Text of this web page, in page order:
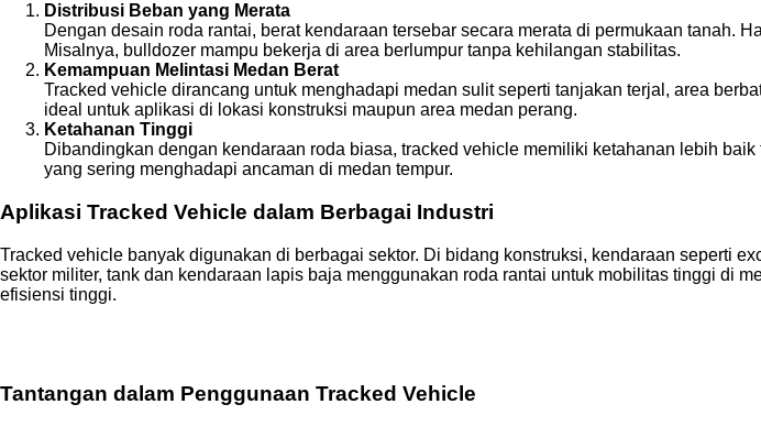
Distribusi Beban yang Merata
Dengan desain roda rantai, berat kendaraan tersebar secara merata di permukaan tanah.
Misalnya, bulldozer mampu bekerja di area berlumpur tanpa kehilangan stabilitas.
Kemampuan Melintasi Medan Berat
Tracked vehicle dirancang untuk menghadapi medan sulit seperti tanjakan terjal, area
ideal untuk aplikasi di lokasi konstruksi maupun area medan perang.
Ketahanan Tinggi
Dibandingkan dengan kendaraan roda biasa, tracked vehicle memiliki ketahanan lebih
yang sering menghadapi ancaman di medan tempur.
Aplikasi Tracked Vehicle dalam Berbagai Industri
Tracked vehicle banyak digunakan di berbagai sektor. Di bidang konstruksi, kendaraan seperti
sektor militer, tank dan kendaraan lapis baja menggunakan roda rantai untuk mobilitas tinggi di
efisiensi tinggi.
Tantangan dalam Penggunaan Tracked Vehicle